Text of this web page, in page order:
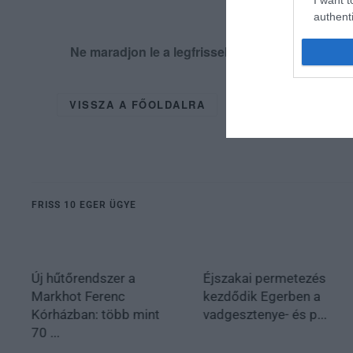
Ne maradjon le a legfrissebb hírekről,
VISSZA A FŐOLDALRA
FRISS 10 EGER ÜGYE
Új hűtőrendszer a
Markhot Ferenc
Kórházban: több mint
70 ...
Éjszakai permetezés
kezdődik Egerben a
vadgesztenye- és p...